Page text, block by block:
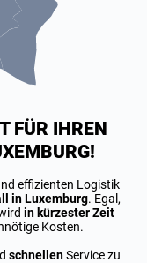
FÜR IHREN
effizienten Logistik
in Luxemburg. Egal,
in kürzester Zeit
Kosten.
schnellenService zu